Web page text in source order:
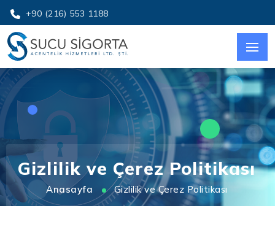
+90 (216) 553 1188
Gizlilik ve Çerez Politikası
Anasayfa Gizlilik ve Çerez Politikası